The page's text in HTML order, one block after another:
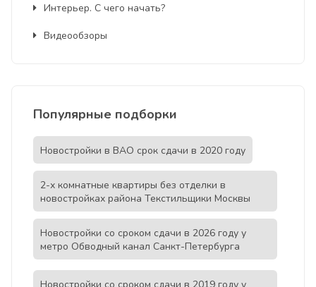
Интерьер. С чего начать?
Видеообзоры
Популярные подборки
Новостройки в ВАО срок сдачи в 2020 году
2-х комнатные квартиры без отделки в
новостройках района Текстильщики Москвы
Новостройки со сроком сдачи в 2026 году у
метро Обводный канал Санкт-Петербурга
Новостройки со сроком сдачи в 2019 году у